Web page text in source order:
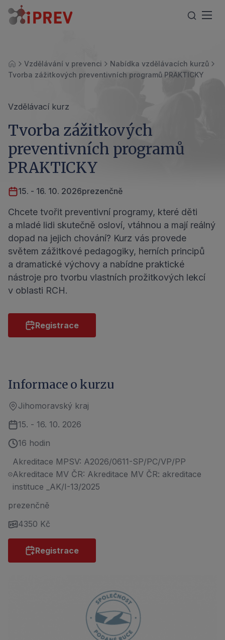
ÚvodVzdělávání v prevenci
Nabídka vzdělávacích kurzů
Tvorba zážitkových preventivních programů PRAKTICKY
Vzdělávací kurz
Tvorba zážitkových
preventivních programů
PRAKTICKY
15. - 16. 10. 2026prezenčně
Chcete tvořit preventivní programy, které děti
a mladé lidi skutečně osloví, vtáhnou a mají reálný
dopad na jejich chování? Kurz vás provede
světem zážitkové pedagogiky, herních principů
a dramatické výchovy a nabídne praktické
nástroje pro tvorbu vlastních prožitkových lekcí
v oblasti RCH.
Registrace
Informace o kurzu
Jihomoravský kraj
15. - 16. 10. 2026
16 hodin
Akreditace MPSV: A2026/0611-SP/PC/VP/PP
Akreditace MV ČR: Akreditace MV ČR: akreditace
instituce _AK/I-13/2025
prezenčně
4350 Kč
Registrace